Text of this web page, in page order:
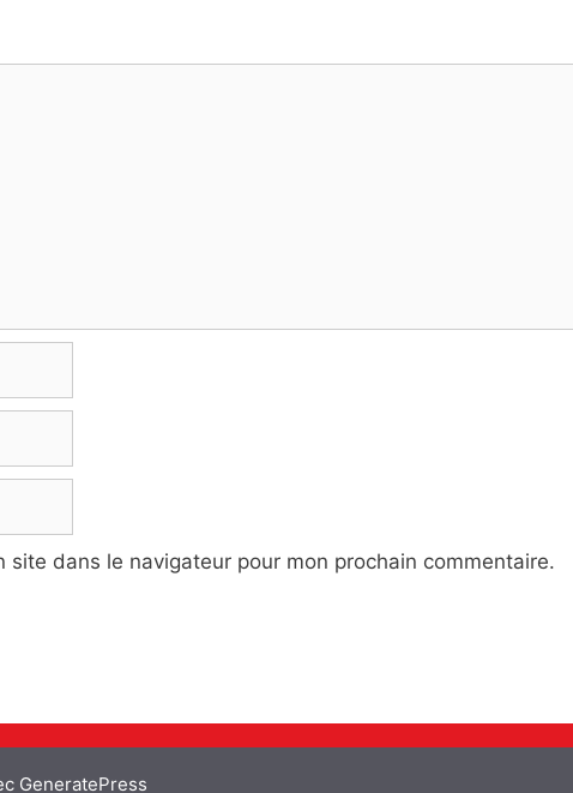
dans le navigateur pour mon prochain commentaire.
GeneratePress